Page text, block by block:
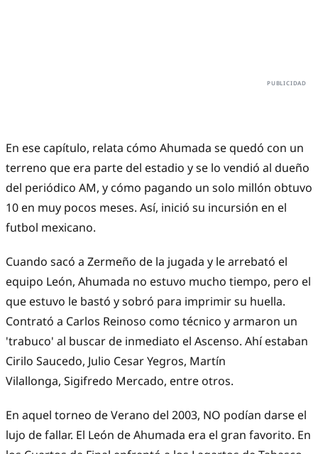
En ese capítulo, relata cómo Ahumada se quedó con un
terreno que era parte del estadio y se lo vendió al dueño
del periódico AM, y cómo pagando un solo millón obtuvo
10 en muy pocos meses. Así, inició su incursión en el
futbol mexicano.
Cuando sacó a Zermeño de la jugada y le arrebató el
equipo León, Ahumada no estuvo mucho tiempo, pero el
que estuvo le bastó y sobró para imprimir su huella.
Contrató a Carlos Reinoso como técnico y armaron un
'trabuco' al buscar de inmediato el Ascenso. Ahí estaban
Cirilo Saucedo, Julio Cesar Yegros, Martín
Vilallonga, Sigifredo Mercado, entre otros.
En aquel torneo de Verano del 2003, NO podían darse el
lujo de fallar. El León de Ahumada era el gran favorito. En